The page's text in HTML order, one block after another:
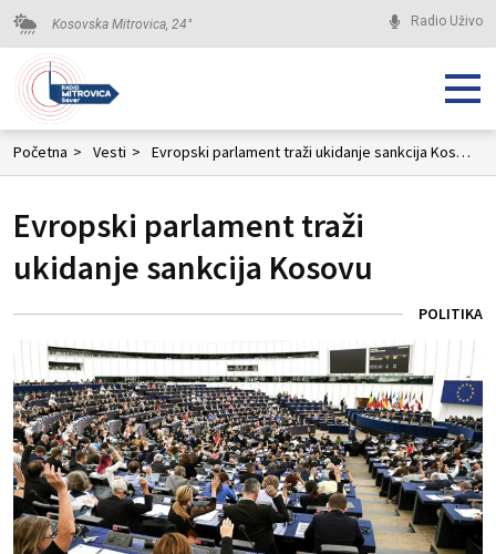
Kosovska Mitrovica, 24° Radio Uživo
Početna > Vesti > Evropski parlament traži ukidanje sankcija Kosovu
Evropski parlament traži
ukidanje sankcija Kosovu
POLITIKA